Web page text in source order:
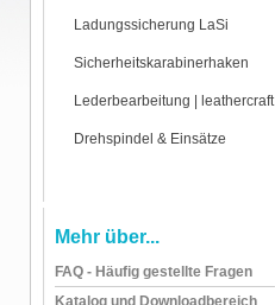
Ladungssicherung LaSi
Sicherheitskarabinerhaken
Lederbearbeitung | leathercraft
Drehspindel & Einsätze
Mehr über...
FAQ - Häufig gestellte Fragen
Katalog und Downloadbereich